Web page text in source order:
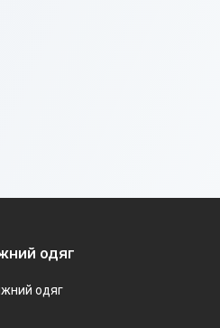
одяг
одяг